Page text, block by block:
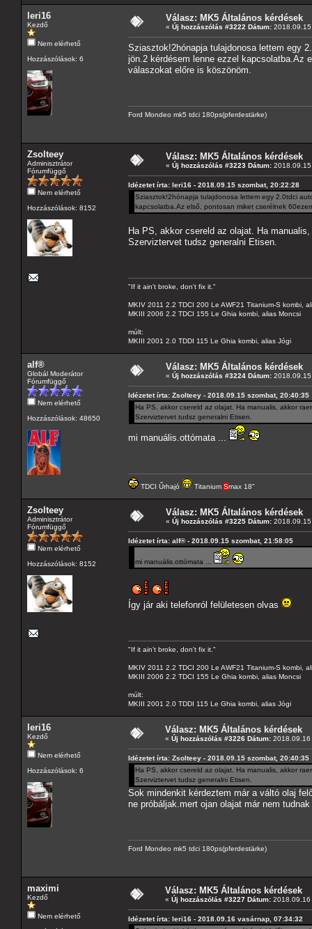
leri16
Kezdő
Nem elérhető
Hozzászólások: 6
Válasz: MK5 Általános kérdések
« Új hozzászólás #3222 Dátum:
Sziasztok!2hónapja tulajdonosa lettem egy
jön.2 kérdésem lenne ezzel kapcsolatba.Az
válaszokat előre is köszönöm.
Ford Mondeo mk5 tdci 180ps(pferdestärke)
Zsolteey
Adminisztrátor
Fórumfüggő
Nem elérhető
Hozzászólások: 8152
Válasz: MK5 Általános kérdések
« Új hozzászólás #3223 Dátum:
Idézetet írta: leri16 - 2018.09.15 szombat, 20:22:28
Sziasztok!2hónapja tulajdonosa lettem egy 2.0tdci
kapcsolatba.Az első, pontosan miket cserélnek
Ha PS, akkor csereld az olajat. Ha
Szerviztervet tudsz generalni Etisen.
"If it ain't broke, don't fix it."
MKIV 2011 2.2 TDCI 200 Le AWF21 Titanium-S kombi,
MKIII 2006 2.2 TDCI 155 Le Ghia kombi, alias Moncsi
múlt:
MKIII 2001 2.0 TDDI 115 Le Ghia kombi, alias Jógi
alf®
Globál Moderátor
Fórumfüggő
Nem elérhető
Hozzászólások: 48650
Válasz: MK5 Általános kérdések
« Új hozzászólás #3224 Dátum:
Idézetet írta: Zsolteey - 2018.09.15 szombat, 20:40:35
Ha PS, akkor csereld az olajat. Ha manualis, akkor
Szerviztervet tudsz generalni Etisen.
mi manuális.ottómata ...
TDCI Űrhajó Titanium Smax 18"
Zsolteey
Adminisztrátor
Fórumfüggő
Nem elérhető
Hozzászólások: 8152
Válasz: MK5 Általános kérdések
« Új hozzászólás #3225 Dátum:
Idézetet írta: alf® - 2018.09.15 szombat, 21:58:05
mi manuális.ottómata ...
Így jár aki telefonról felületesen olvas
"If it ain't broke, don't fix it."
MKIV 2011 2.2 TDCI 200 Le AWF21 Titanium-S kombi,
MKIII 2006 2.2 TDCI 155 Le Ghia kombi, alias Moncsi
múlt:
MKIII 2001 2.0 TDDI 115 Le Ghia kombi, alias Jógi
leri16
Kezdő
Nem elérhető
Hozzászólások: 6
Válasz: MK5 Általános kérdések
« Új hozzászólás #3226 Dátum:
Idézetet írta: Zsolteey - 2018.09.15 szombat, 20:40:35
Ha PS, akkor csereld az olajat. Ha manualis, akkor
Szerviztervet tudsz generalni Etisen.
Sok mindenkit kérdeztem már a váltó olaj
ne próbáljak.mert ojan olajat már nem
Ford Mondeo mk5 tdci 180ps(pferdestärke)
maximi
Kezdő
Nem elérhető
Válasz: MK5 Általános kérdések
« Új hozzászólás #3227 Dátum: 2018.09.16
Idézetet írta: leri16 - 2018.09.16 vasárnap, 07:34:32